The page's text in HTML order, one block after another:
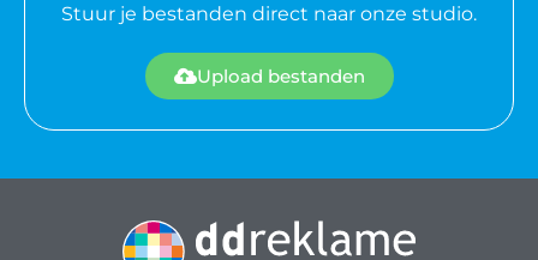
Stuur je bestanden direct naar onze studio.
Upload bestanden